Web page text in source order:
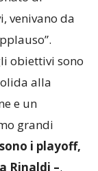
di
venivano da
obiettivi sono
alla
e un
grandi
i playoff,